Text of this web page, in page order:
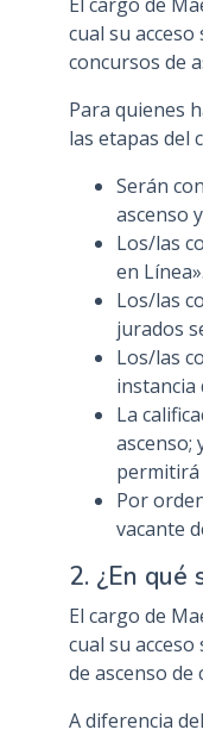
cual su
concursos de
Para quienes
las etapas del
Serán
ascenso
Los/las
en Línea».
Los/las
jurados
Los/las
instancia
La
ascenso;
permitirá
Por
vacante
2. ¿En qué
El cargo de
cual su
de ascenso de
A diferencia